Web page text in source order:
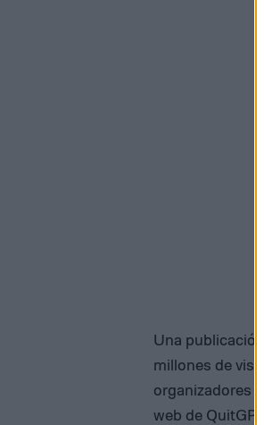
Una
millones de
organizadores
web de